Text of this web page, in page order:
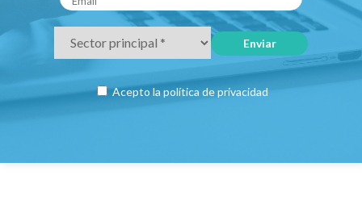
Acepto la política de privacidad